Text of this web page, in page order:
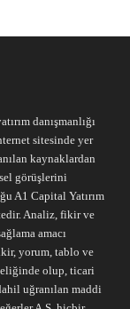
danışmanlığı
sitesinde yer
kaynaklardan
görüşlerini
A1 Capital Yatırım
Analiz, fikir ve
amacı
yorum, tablo ve
olup, ticari
uğranılan maddi